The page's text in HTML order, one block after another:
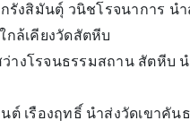
กรังสิมันตุ์ วนิชโรจนาการ น
กล้เคียงวัดสัตหีบ
างโรจนธรรมสถาน สัตหีบ
ต์ เรืองฤทธิ์ นำส่งวัดเขาคั